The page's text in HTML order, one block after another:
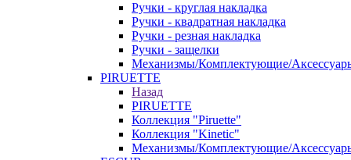
Ручки - круглая накладка
Ручки - квадратная накладка
Ручки - резная накладка
Ручки - защелки
Механизмы/Комплектующие/
PIRUETTE
Назад
PIRUETTE
Коллекция "Piruette"
Коллекция "Kinetic"
Механизмы/Комплектующие/